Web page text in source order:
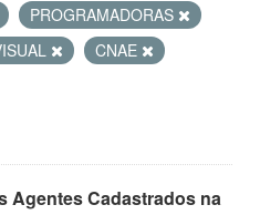
PROGRAMADORAS
CNAE
Agentes Cadastrados na